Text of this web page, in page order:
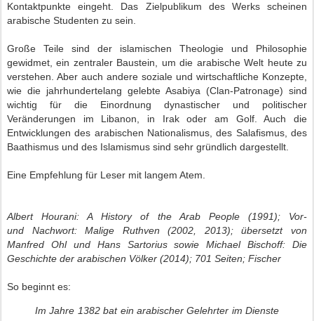
Kontaktpunkte eingeht. Das Zielpublikum des Werks scheinen
arabische Studenten zu sein.
Große Teile sind der islamischen Theologie und Philosophie
gewidmet, ein zentraler Baustein, um die arabische Welt heute zu
verstehen. Aber auch andere soziale und wirtschaftliche Konzepte,
wie die jahrhundertelang gelebte Asabiya (Clan-Patronage) sind
wichtig für die Einordnung dynastischer und politischer
Veränderungen im Libanon, in Irak oder am Golf. Auch die
Entwicklungen des arabischen Nationalismus, des Salafismus, des
Baathismus und des Islamismus sind sehr gründlich dargestellt.
Eine Empfehlung für Leser mit langem Atem.
Albert Hourani: A History of the Arab People (1991); Vor-
und Nachwort: Malige Ruthven (2002, 2013); übersetzt von
Manfred Ohl und Hans Sartorius sowie Michael Bischoff: Die
Geschichte der arabischen Völker (2014); 701 Seiten; Fischer
So beginnt es:
Im Jahre 1382 bat ein arabischer Gelehrter im Dienste